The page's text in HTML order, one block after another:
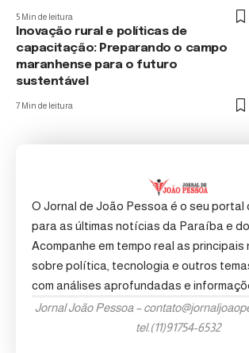
5 Min de leitura
Inovação rural e políticas de
capacitação: Preparando o campo
maranhense para o futuro
sustentável
7 Min de leitura
O Jornal de João Pessoa é o seu portal
para as últimas notícias da Paraíba e do
Acompanhe em tempo real as principais
sobre política, tecnologia e outros
com análises aprofundadas e
Jornal João Pessoa –
tel.(11)91754-6532